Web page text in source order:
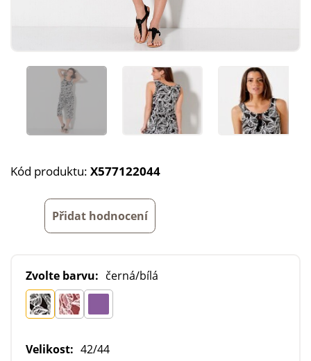
Kód produktu: X577122044
Přidat hodnocení
Zvolte barvu: černá/bílá
Velikost: 42/44